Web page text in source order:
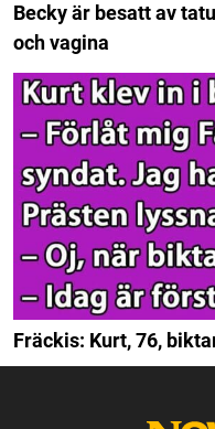
Becky är besatt av
och vagina
Fräckis: Kurt, 76,